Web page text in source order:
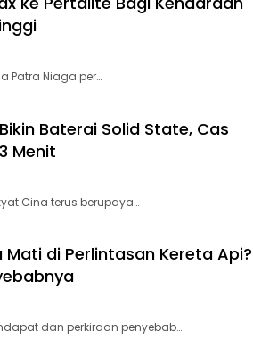
Patra Niaga per…
Baterai Solid State, Cas
Menit
Cina terus berupaya…
di Perlintasan Kereta Api?
dan perkiraan penyebab…